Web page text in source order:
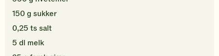
150g sukker
0,25 ts salt
5 dl melk